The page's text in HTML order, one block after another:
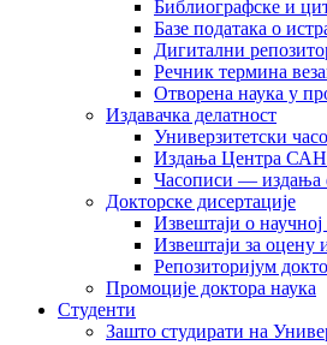
Библиографске и
Базе података о
Дигитални
Рeчник термина
Отворена наука у
Издавачка делатност
Универзитетски
Издања Центра
Часописи — издања
Докторске дисертације
Извештаји о
Извештаји за
Репозиторијум
Промоције доктора наука
Студенти
Зашто студирати на